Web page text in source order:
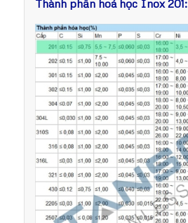
Thành phần hoá học Inox 201: